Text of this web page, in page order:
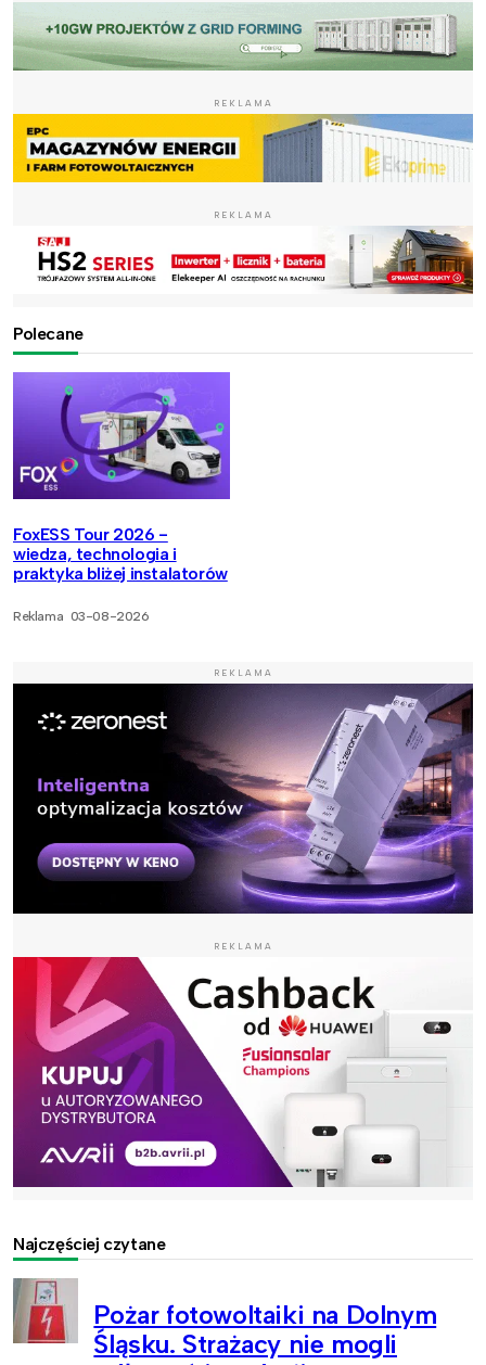
REKLAMA
REKLAMA
Polecane
FoxESS Tour 2026 -
wiedza, technologia i
praktyka bliżej instalatorów
Reklama 03-08-2026
REKLAMA
REKLAMA
Najczęściej czytane
Pożar fotowoltaiki na Dolnym
Śląsku. Strażacy nie mogli